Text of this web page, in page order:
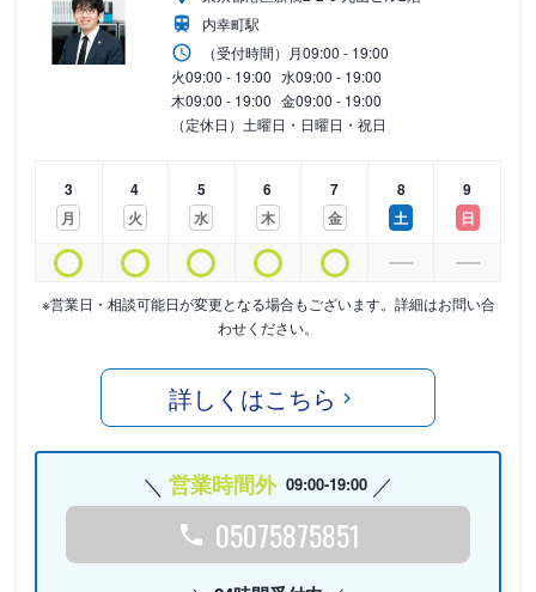
内幸町駅
（受付時間） 月09:00 - 19:00
火09:00 - 19:00 水09:00 - 19:00
木09:00 - 19:00 金09:00 - 19:00
（定休日）土曜日・日曜日・祝日
3
月
4
火
5
水
6
木
7
金
8
土
9
日
※営業日・相談可能日が変更となる場合もございます。詳細はお問い合
わせください。
詳しくはこちら
営業時間外 09:00-19:00
05075875851